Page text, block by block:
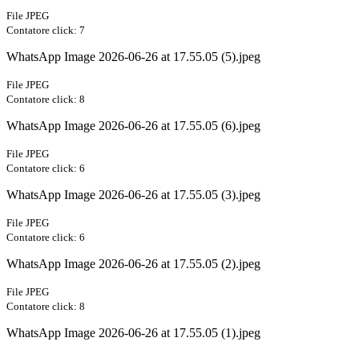
File JPEG
Contatore click: 7
WhatsApp Image 2026-06-26 at 17.55.05 (5).jpeg
File JPEG
Contatore click: 8
WhatsApp Image 2026-06-26 at 17.55.05 (6).jpeg
File JPEG
Contatore click: 6
WhatsApp Image 2026-06-26 at 17.55.05 (3).jpeg
File JPEG
Contatore click: 6
WhatsApp Image 2026-06-26 at 17.55.05 (2).jpeg
File JPEG
Contatore click: 8
WhatsApp Image 2026-06-26 at 17.55.05 (1).jpeg